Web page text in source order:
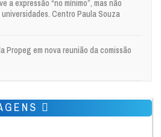
a expressão “no mínimo”, mas não
Centro Paula Souza
Propeg em nova reunião da comissão